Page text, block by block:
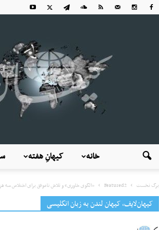
کیهانِ هفته خانه
برگ نخست Featured2 «الگوی خاوری» و تلاش ناموفق برای اختلاس سه
کیهان‌لایف، کیهان لندن به زبان انگلیسی